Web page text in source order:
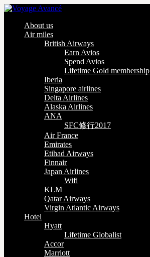
About us
Air miles
British Airways
Earn Avios
Spend Avios
Lifetime Gold membership
Iberia
Singapore airlines
Delta Airlines
Alaska Airlines
ANA
SFC修行2017
Air France
Emirates
Etihad Airways
Finnair
Japan Airlines
Wifi
KLM
Qatar Airways
Virgin Atlantic Airways
Hotel
Hyatt
Lifetime Globalist
Accor
Marriott